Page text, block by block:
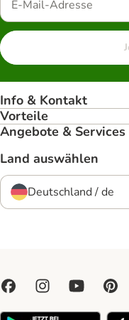
Info & Kontakt
Vorteile
Angebote & Services
Land auswählen
Deutschland / de